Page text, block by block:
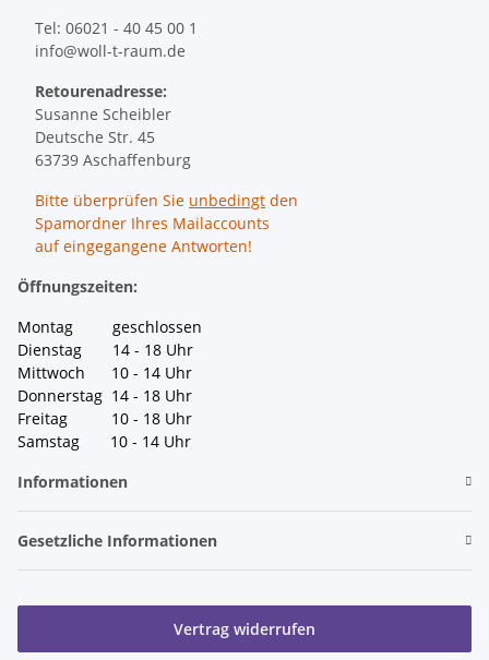
Tel: 06021 - 40 45 00 1
info@woll-t-raum.de
Retourenadresse:
Susanne Scheibler
Deutsche Str. 45
63739 Aschaffenburg
Bitte überprüfen Sie unbedingt den
Spamordner Ihres Mailaccounts
auf eingegangene Antworten!
Öffnungszeiten:
Montag geschlossen
Dienstag 14 - 18 Uhr
Mittwoch 10 - 14 Uhr
Donnerstag 14 - 18 Uhr
Freitag 10 - 18 Uhr
Samstag 10 - 14 Uhr
Informationen
Gesetzliche Informationen
Vertrag widerrufen